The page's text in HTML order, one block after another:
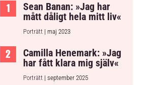
Sean Banan: »Jag har
mått dåligt hela mitt liv«
Porträtt| maj 2023
Camilla Henemark: »Jag
har fått klara mig själv«
Porträtt| september 2025